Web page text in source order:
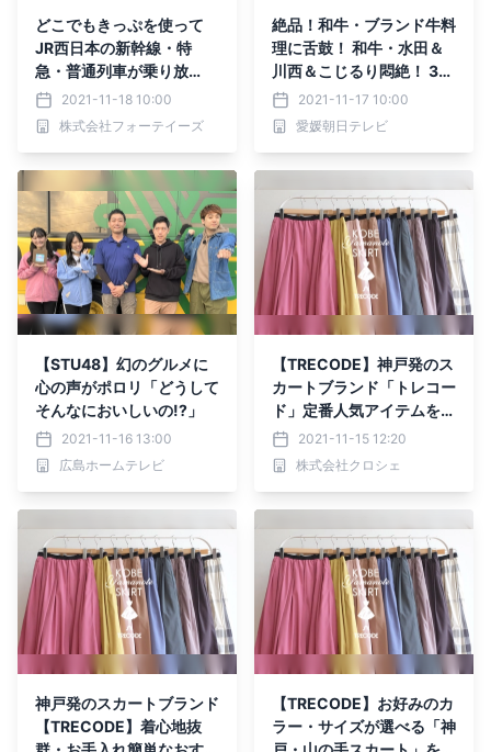
どこでもきっぷを使って
JR西日本の新幹線・特
急・普通列車が乗り放
題！！にホテル宿泊がセッ
トになったツアーです。
【金沢・岡山・広島・福
2021-11-18 10:00
株式会社フォーテイーズ
絶品！和牛・ブランド牛料
理に舌鼓！ 和牛・水田＆
川西＆こじるり悶絶！ 3人
のトークと芸人たちの鉄板
ネタもみどころ！【愛媛朝
日テレビ】
2021-11-17 10:00
愛媛朝日テレビ
【STU48】幻のグルメに
心の声がポロリ「どうして
そんなにおいしいの!?」
2021-11-16 13:00
広島ホームテレビ
【TRECODE】神戸発のス
カートブランド「トレコー
ド」定番人気アイテムをご
紹介2021-11-15 12:20
株式会社クロシェ
神戸発のスカートブランド
【TRECODE】着心地抜
【TRECODE】お好みのカ
ラー・サイズが選べる「神